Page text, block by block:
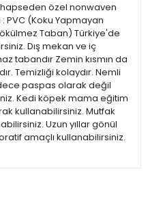
hapseden özel nonwaven
: PVC (Koku Yapmayan
Taban) Türkiye'de
Dış mekan ve iç
tabandır Zemin kısmın da
Temizliği kolaydır. Nemli
paspas olarak değil
Kedi köpek mama eğitim
kullanabilirsiniz. Mutfak
Uzun yıllar gönül
amaçlı kullanabilirsiniz.